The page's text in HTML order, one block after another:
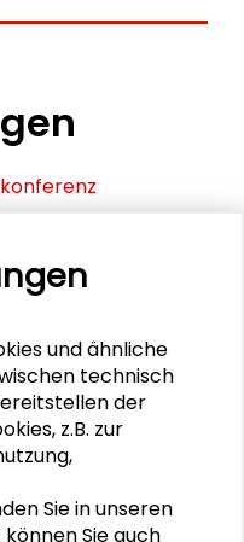
von morgen
Darmstadt
und ähnliche
technisch
der
z.B. zur
Sie in unseren
können Sie auch